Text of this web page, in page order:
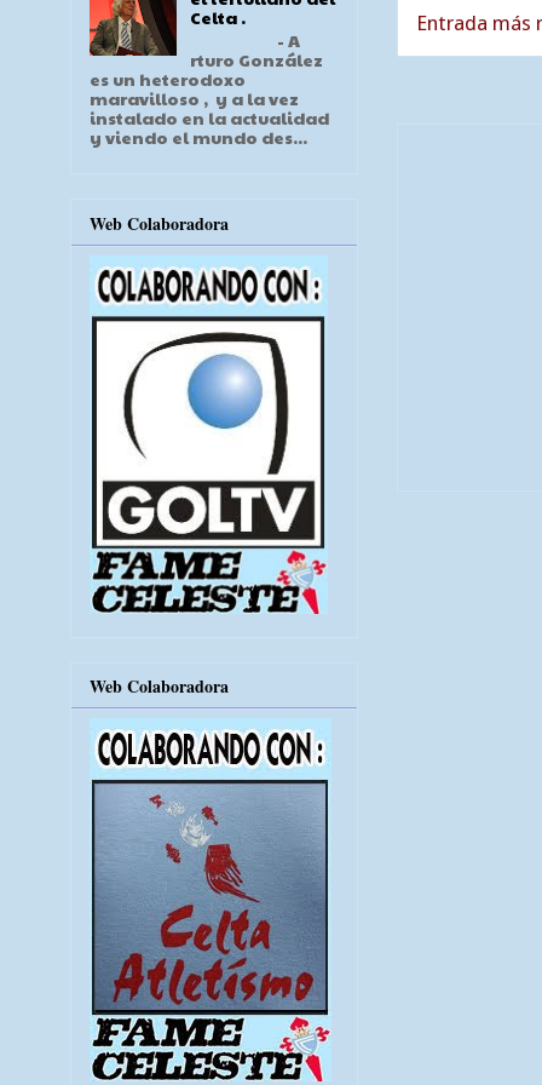
Entrada más
Celta .
- A
rturo González
es un heterodoxo
maravilloso , y a la vez
instalado en la actualidad
y viendo el mundo des...
Web Colaboradora
Web Colaboradora